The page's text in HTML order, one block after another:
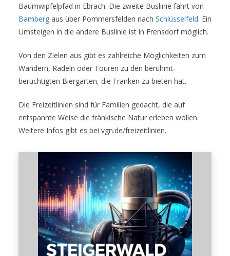
Baumwipfelpfad in Ebrach. Die zweite Buslinie fährt von
Bamberg aus über Pommersfelden nach Schlüsselfeld. Ein
Umsteigen in die andere Buslinie ist in Frensdorf möglich.
Von den Zielen aus gibt es zahlreiche Möglichkeiten zum
Wandern, Radeln oder Touren zu den berühmt-
berüchtigten Biergärten, die Franken zu bieten hat.
Die Freizeitlinien sind für Familien gedacht, die auf
entspannte Weise die fränkische Natur erleben wollen.
Weitere Infos gibt es bei vgn.de/freizeitlinien.